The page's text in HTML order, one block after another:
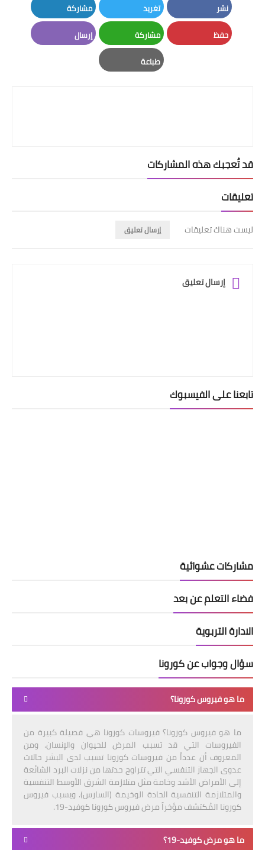
نشر
Facebook
تغريد
Twitter
مشاركة
LinkedIn
حفظ مشاركة
Whatsapp
إرسال
طباعة
قد تُعجبك هذه المشاركات
تعليقات
ليست هناك تعليقات إرسال تعليق
إرسال تعليق
تابعنا على الفيسبوك
مشاركات عشوائية
فضاء التعلم عن بعد
الادارة التربوية
سؤال وجواب عن كورونا
ما هو فيروس كورونا؟
ما هو فيروس كورونا؟ فيروسات كورونا هي فصيلة كبيرة من
الفيروسات التي قد تسبب المرض للحيوان والإنسان. ومن
المعروف أن عدداً من فيروسات كورونا تسبب لدى البشر حالات
عدوى الجهاز التنفسي التي تتراوح حدتها من نزلات البرد الشائعة
إلى الأمراض الأشد وخامة مثل متلازمة الشرق الأوسط التنفسية
والمتلازمة التنفسية الحادة الوخيمة (السارس). ويسبب فيروس
كورونا المُكتشف مؤخراً مرض فيروس كورونا كوفيد-19.
ما هو مرض كوفيد-19؟